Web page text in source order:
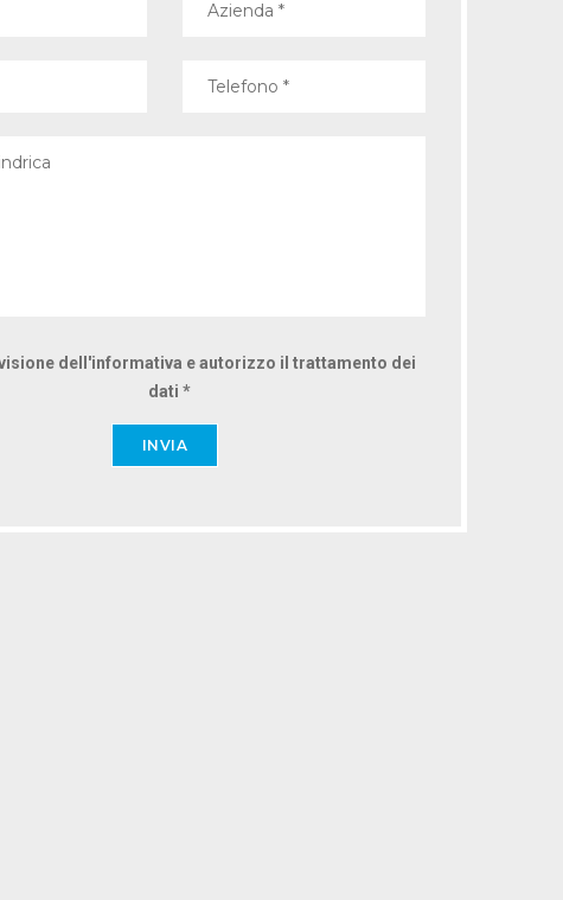
dell'informativa e autorizzo il trattamento dei
dati *